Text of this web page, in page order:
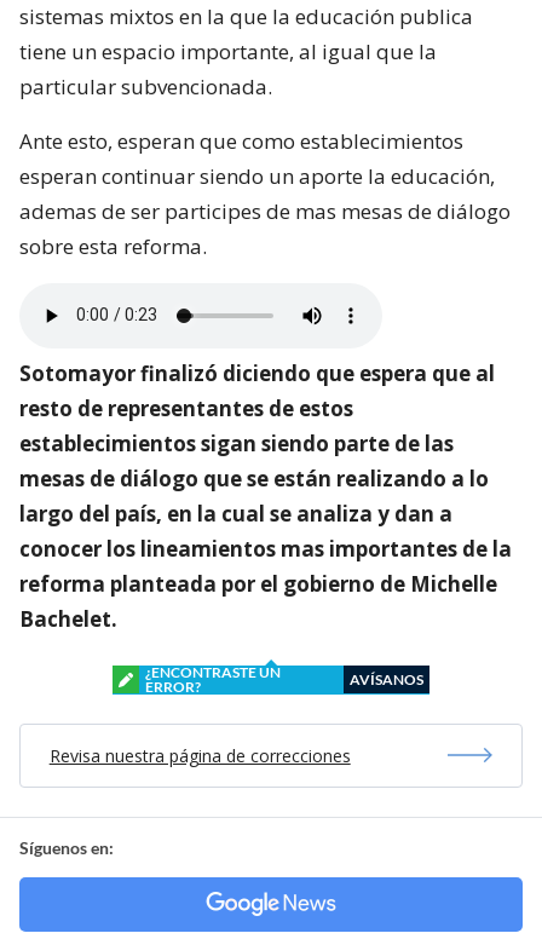
sistemas mixtos en la que la educación publica
tiene un espacio importante, al igual que la
particular subvencionada.
Ante esto, esperan que como establecimientos
esperan continuar siendo un aporte la educación,
ademas de ser participes de mas mesas de diálogo
sobre esta reforma.
Sotomayor finalizó diciendo que espera que al
resto de representantes de estos
establecimientos sigan siendo parte de las
mesas de diálogo que se están realizando a lo
largo del país, en la cual se analiza y dan a
conocer los lineamientos mas importantes de la
reforma planteada por el gobierno de Michelle
Bachelet.
¿ENCONTRASTE UN
ERROR?
AVÍSANOS
Revisa nuestra página de correcciones
Síguenos en: